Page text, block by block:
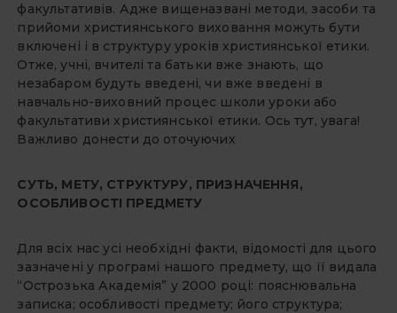
факультативів. Адже вищеназвані методи, засоби та
прийоми християнського виховання можуть бути
включені і в структуру уроків християнської етики.
Отже, учні, вчителі та батьки вже знають, що
незабаром будуть введені, чи вже введені в
навчально-виховний процес школи уроки або
факультативи християнської етики. Ось тут, увага!
Важливо донести до оточуючих
СУТЬ, МЕТУ, СТРУКТУРУ, ПРИЗНАЧЕННЯ,
ОСОБЛИВОСТІ ПРЕДМЕТУ
Для всіх нас усі необхідні факти, відомості для цього
зазначені у програмі нашого предмету, що її видала
“Острозька Академія” у 2000 році: пояснювальна
записка; особливості предмету; його структура;